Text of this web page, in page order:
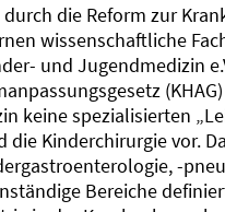
die Reform zur
wissenschaftliche
und Jugendmedizin
keine spezialisierten
die Kinderchirurgie vor.
-
Bereiche